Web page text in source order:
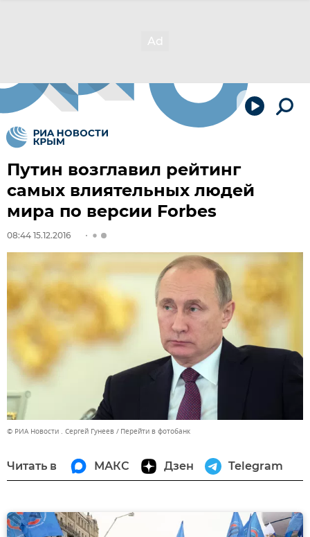
Путин возглавил рейтинг
самых влиятельных людей
мира по версии Forbes
08:44 15.12.2016
© РИА Новости . Сергей Гунеев Перейти в фотобанк
Читать в МАКС Дзен Telegram